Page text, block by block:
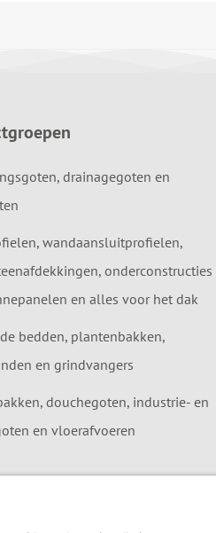
drainagegoten en
wandaansluitprofielen,
onderconstructies
en alles voor het dak
bedden, plantenbakken,
en grindvangers
douchegoten, industrie- en
en vloerafvoeren